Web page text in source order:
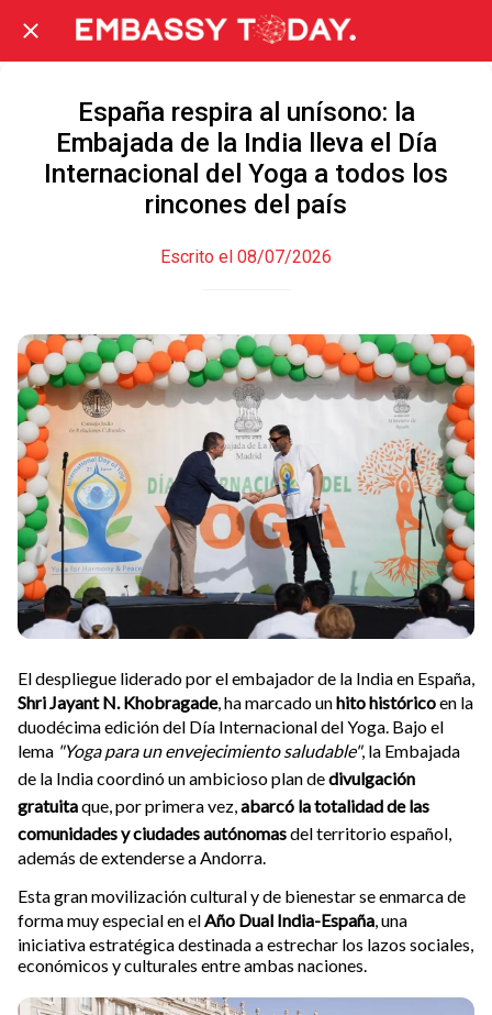
España respira al unísono: la
Embajada de la India lleva el Día
Internacional del Yoga a todos los
rincones del país
Escrito el 08/07/2026
El despliegue liderado por el embajador de la India en España,
Shri Jayant N. Khobragade, ha marcado unhito históricoen la
duodécima edición del Día Internacional del Yoga. Bajo el
lema "Yoga para un envejecimiento saludable", la Embajada
de la India coordinó un ambicioso plan dedivulgación
gratuitaque, por primera vez, abarcó la totalidad de las
comunidades y ciudades autónomasdel territorio español,
además de extenderse a Andorra.
Esta gran movilización cultural y de bienestar se enmarca de
forma muy especial en el Año Dual India-España , una
iniciativa estratégica destinada a estrechar los lazos sociales,
económicos y culturales entre ambas naciones.